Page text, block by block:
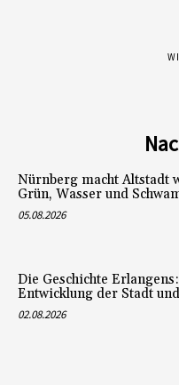
Nürnberg macht Altstadt
Grün, Wasser und
05.08.2026
Die Geschichte
Entwicklung der Stadt
02.08.2026